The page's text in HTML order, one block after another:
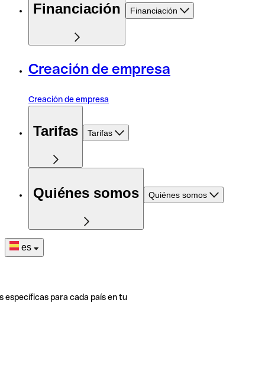
Financiación Financiación
Creación de empresa
Creación de empresa
Tarifas Tarifas
Quiénes somos Quiénes somos
es
específicas para cada país en tu